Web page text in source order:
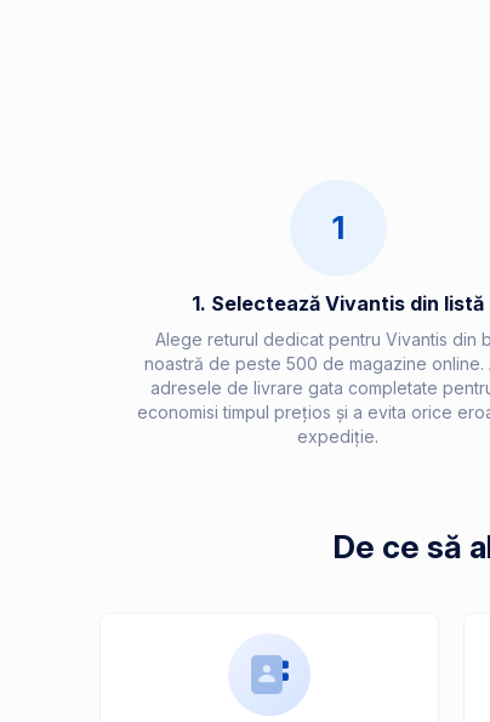
1
1. Selectează Vivantis din listă
Alege returul dedicat pentru Vivantis din
noastră de peste 500 de magazine online.
adresele de livrare gata completate
economisi timpul prețios și a evita orice
expediție.
De ce să